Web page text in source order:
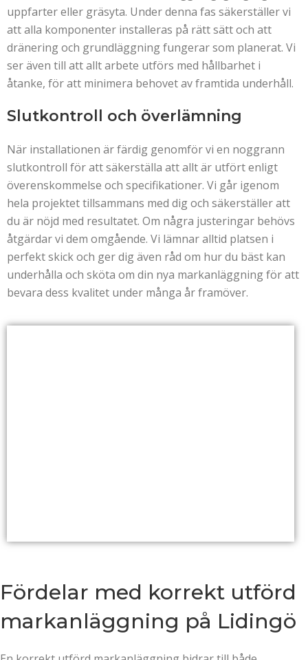
uppfarter eller gräsyta. Under denna fas säkerställer vi
att alla komponenter installeras på rätt sätt och att
dränering och grundläggning fungerar som planerat. Vi
ser även till att allt arbete utförs med hållbarhet i
åtanke, för att minimera behovet av framtida underhåll.
Slutkontroll och överlämning
När installationen är färdig genomför vi en noggrann
slutkontroll för att säkerställa att allt är utfört enligt
överenskommelse och specifikationer. Vi går igenom
hela projektet tillsammans med dig och säkerställer att
du är nöjd med resultatet. Om några justeringar behövs
åtgärdar vi dem omgående. Vi lämnar alltid platsen i
perfekt skick och ger dig även råd om hur du bäst kan
underhålla och sköta om din nya markanläggning för att
bevara dess kvalitet under många år framöver.
Fördelar med korrekt utförd
markanläggning på Lidingö